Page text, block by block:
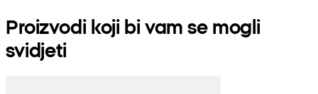
Proizvodi koji bi vam se mogli
svidjeti